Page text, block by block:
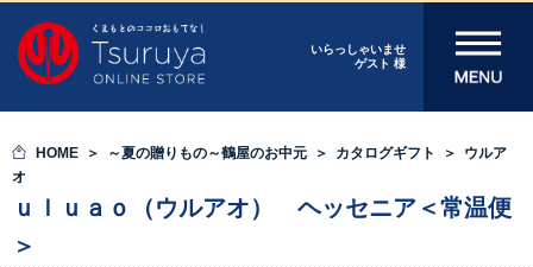
いらっしゃいませ
ゲスト 様
メニューを開
HOME ～夏の贈りもの～鶴屋のお中元 カタログギフト
ウルア
オ
ｕｌｕａｏ（ウルアオ） ヘッセニア＜常温便
＞